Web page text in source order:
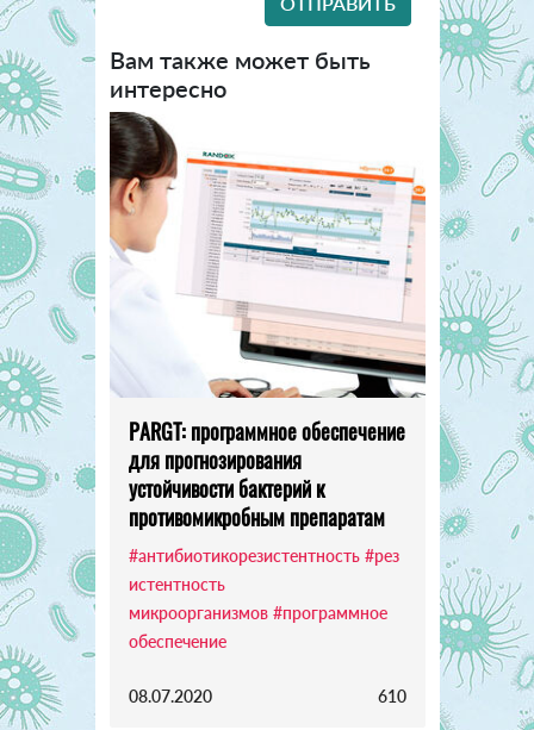
Вам также может быть
интересно
PARGT: программное обеспечение
для прогнозирования
устойчивости бактерий к
противомикробным препаратам
#антибиотикорезистентность #рез
истентность
микроорганизмов #программное
обеспечение
08.07.2020 610